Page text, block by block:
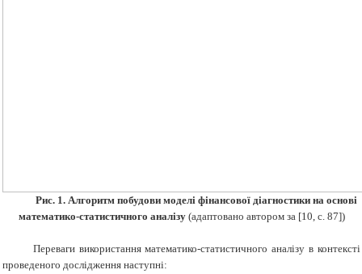
Рис. 1. Алгоритм побудови моделі фінансової діагностики на основі
математико-статистичного аналізу (адаптовано автором за [10, с. 87])
Переваги використання математико-статистичного аналізу в контексті
проведеного дослідження наступні: